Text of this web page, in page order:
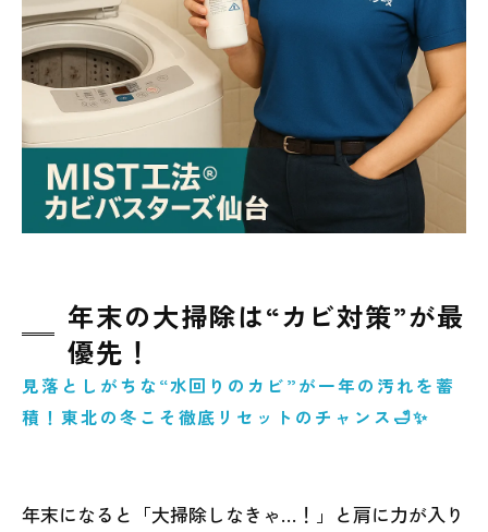
査をおすすめする理由
東北全県（青森・岩手・宮城・秋田・山形・
福島）のカビ相談はカビバスターズ仙台へ
まとめ｜大掃除でできること・プロに相談す
べきライン
年末の大掃除は“カビ対策”が最
優先！
見落としがちな“水回りのカビ”が一年の汚れを蓄
積！東北の冬こそ徹底リセットのチャンス🛁✨
年末になると「大掃除しなきゃ…！」と肩に力が入り